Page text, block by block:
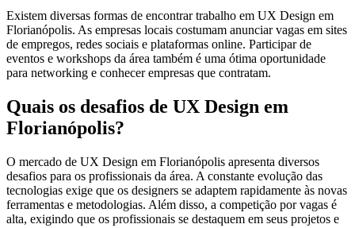
Existem diversas formas de encontrar trabalho em UX Design em
Florianópolis. As empresas locais costumam anunciar vagas em sites
de empregos, redes sociais e plataformas online. Participar de
eventos e workshops da área também é uma ótima oportunidade
para networking e conhecer empresas que contratam.
Quais os desafios de UX Design em
Florianópolis?
O mercado de UX Design em Florianópolis apresenta diversos
desafios para os profissionais da área. A constante evolução das
tecnologias exige que os designers se adaptem rapidamente às novas
ferramentas e metodologias. Além disso, a competição por vagas é
alta, exigindo que os profissionais se destaquem em seus projetos e